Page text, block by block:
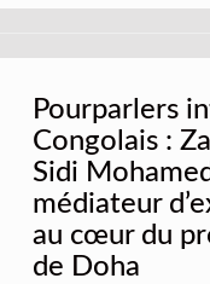
Pourparlers
Congolais :
Sidi
médiateur
au cœur du
de Doha